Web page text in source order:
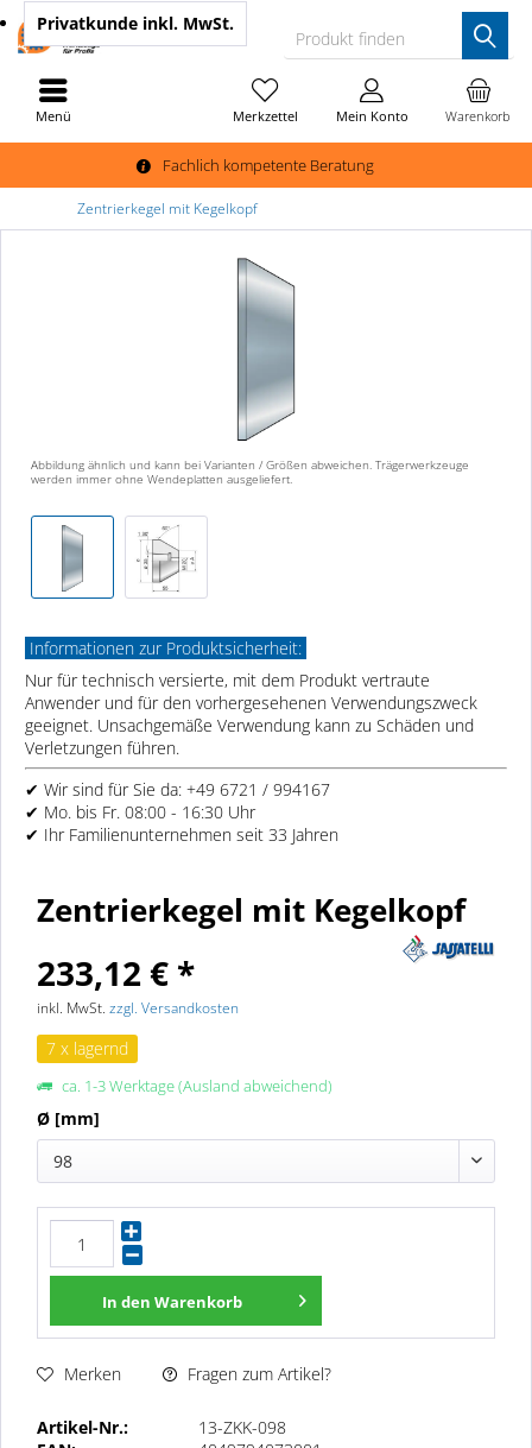
Fachlich kompetente Beratung
Produkt finden
Warenkorb
Merkzettel Mein Konto
Privatkunde inkl. MwSt.
Menü
Zentrierkegel mit Kegelkopf
Abbildung ähnlich und kann bei Varianten / Größen abweichen. Trägerwerkzeuge
werden immer ohne Wendeplatten ausgeliefert.
Informationen zur Produktsicherheit:
Nur für technisch versierte, mit dem Produkt vertraute
Anwender und für den vorhergesehenen Verwendungszweck
geeignet. Unsachgemäße Verwendung kann zu Schäden und
Verletzungen führen.
✔ Wir sind für Sie da: +49 6721 / 994167
✔ Mo. bis Fr. 08:00 - 16:30 Uhr
✔ Ihr Familienunternehmen seit 33 Jahren
Zentrierkegel mit Kegelkopf
233,12 € *
inkl. MwSt. zzgl. Versandkosten
7 x lagernd
ca. 1-3 Werktage (Ausland abweichend)
Ø [mm]
98
In den Warenkorb
Merken Fragen zum Artikel?
Artikel-Nr.:
13-ZKK-098